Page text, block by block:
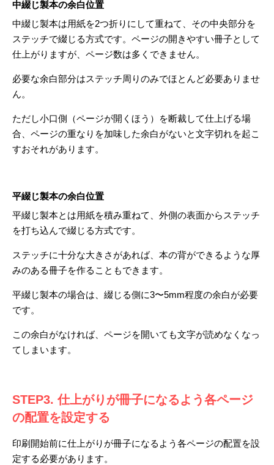
中綴じ製本の余白位置
中綴じ製本は用紙を2つ折りにして重ねて、その中央部分を
ステッチで綴じる方式です。ページの開きやすい冊子として
仕上がりますが、ページ数は多くできません。
必要な余白部分はステッチ周りのみでほとんど必要ありませ
ん。
ただし小口側（ページが開くほう）を断裁して仕上げる場
合、ページの重なりを加味した余白がないと文字切れを起こ
すおそれがあります。
平綴じ製本の余白位置
平綴じ製本とは用紙を積み重ねて、外側の表面からステッチ
を打ち込んで綴じる方式です。
ステッチに十分な大きさがあれば、本の背ができるような厚
みのある冊子を作ることもできます。
平綴じ製本の場合は、綴じる側に3〜5mm程度の余白が必要
です。
この余白がなければ、ページを開いても文字が読めなくなっ
てしまいます。
STEP3. 仕上がりが冊子になるよう各ページ
の配置を設定する
印刷開始前に仕上がりが冊子になるよう各ページの配置を設
定する必要があります。